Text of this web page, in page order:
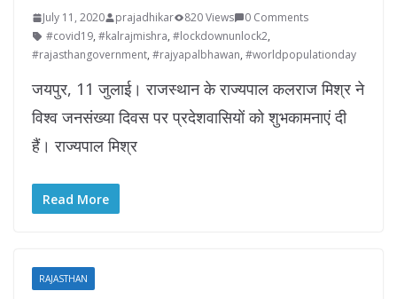
July 11, 2020 prajadhikar 820 Views
0 Comments
#covid19, #kalrajmishra, #lockdownunlock2,
#rajasthangovernment, #rajyapalbhawan, #worldpopulationday
जयपुर, 11 जुलाई। राजस्थान के राज्यपाल कलराज मिश्र ने
विश्व जनसंख्या दिवस पर प्रदेशवासियों को शुभकामनाएं दी
हैं। राज्यपाल मिश्र
Read More
RAJASTHAN